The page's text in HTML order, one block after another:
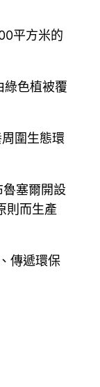
平方米的
綠色植被覆
圍生態環
魯塞爾開設
則而生產
傳遞環保